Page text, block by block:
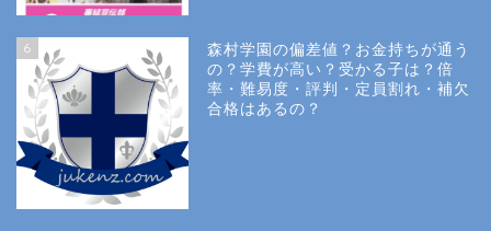
6
森村学園の偏差値？お金持ちが通う
の？学費が高い？受かる子は？倍
率・難易度・評判・定員割れ・補欠
合格はあるの？